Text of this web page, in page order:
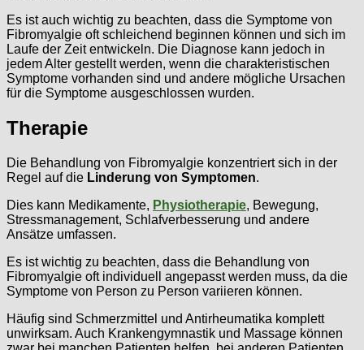
Es ist auch wichtig zu beachten, dass die Symptome von
Fibromyalgie oft schleichend beginnen können und sich im
Laufe der Zeit entwickeln. Die Diagnose kann jedoch in
jedem Alter gestellt werden, wenn die charakteristischen
Symptome vorhanden sind und andere mögliche Ursachen
für die Symptome ausgeschlossen wurden.
Therapie
Die Behandlung von Fibromyalgie konzentriert sich in der
Regel auf die Linderung von Symptomen.
Dies kann Medikamente, Physiotherapie, Bewegung,
Stressmanagement, Schlafverbesserung und andere
Ansätze umfassen.
Es ist wichtig zu beachten, dass die Behandlung von
Fibromyalgie oft individuell angepasst werden muss, da die
Symptome von Person zu Person variieren können.
Häufig sind Schmerzmittel und Antirheumatika komplett
unwirksam. Auch Krankengymnastik und Massage können